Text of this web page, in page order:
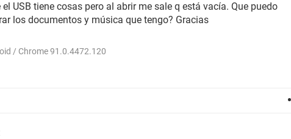
USB tiene cosas pero al abrir me sale q está vacía. Que puedo
los documentos y música que tengo? Gracias
/ Chrome 91.0.4472.120